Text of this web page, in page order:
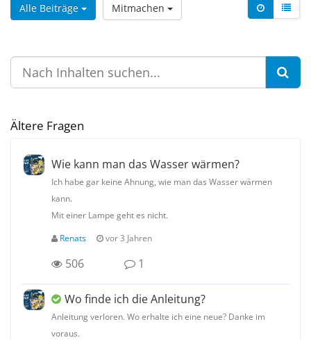
Alle Beiträge Mitmachen
Ältere Fragen
Wie kann man das Wasser wärmen?
Ich habe gar keine Ahnung, wie man das Wasser wärmen
kann.
Mit einer Lampe geht es nicht.
Renats vor 3 Jahren
506 1
Wo finde ich die Anleitung?
Anleitung verloren. Wo erhalte ich eine neue? Danke im
voraus.